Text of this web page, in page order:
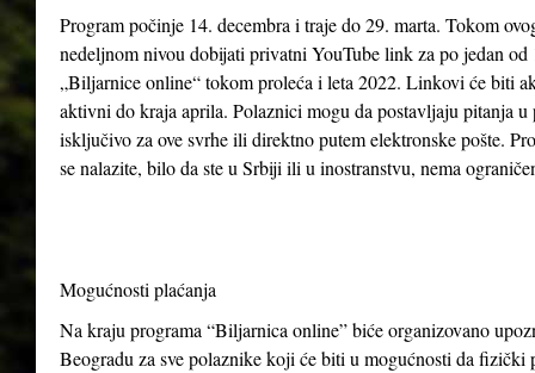
Program počinje 14. decembra i traje do 29. marta. Tokom
nedeljnom nivou dobijati privatni YouTube link za po jedan
„Biljarnice online“ tokom proleća i leta 2022. Linkovi će biti
aktivni do kraja aprila. Polaznici mogu da postavljaju pitanja
isključivo za ove svrhe ili direktno putem elektronske pošte.
se nalazite, bilo da ste u Srbiji ili u inostranstvu, nema
Mogućnosti plaćanja
Na kraju programa “Biljarnica online” biće organizovano
Beogradu za sve polaznike koji će biti u mogućnosti da